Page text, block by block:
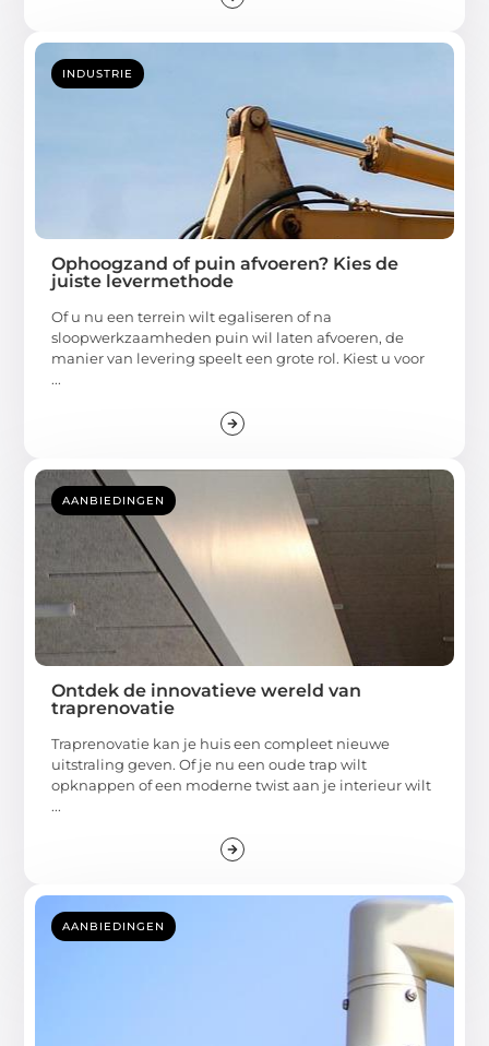
INDUSTRIE
Ophoogzand of puin afvoeren? Kies de
juiste levermethode
Of u nu een terrein wilt egaliseren of na
sloopwerkzaamheden puin wil laten afvoeren, de
manier van levering speelt een grote rol. Kiest u voor
...
AANBIEDINGEN
Ontdek de innovatieve wereld van
traprenovatie
Traprenovatie kan je huis een compleet nieuwe
uitstraling geven. Of je nu een oude trap wilt
opknappen of een moderne twist aan je interieur wilt
...
AANBIEDINGEN